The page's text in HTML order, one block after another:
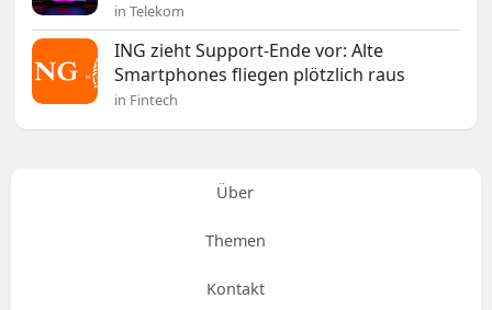
in Telekom
ING zieht Support-Ende vor: Alte
Smartphones fliegen plötzlich raus
in Fintech
Über
Themen
Kontakt